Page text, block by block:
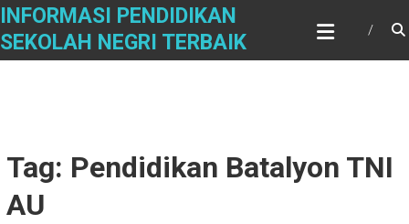
Skip
content
INFORMASI PENDIDIKAN
SEKOLAH NEGRI TERBAIK
Tag: Pendidikan Batalyon TNI
AU